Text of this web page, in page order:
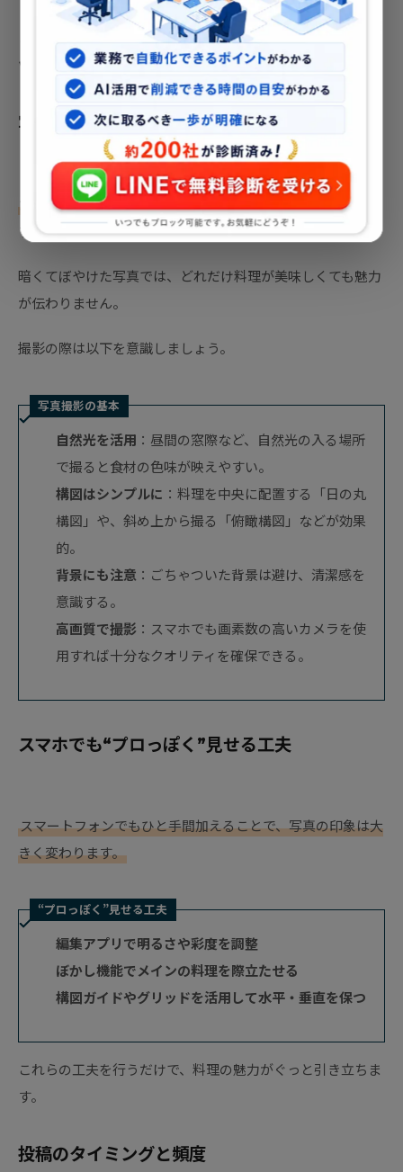
スマートフォンでも実践できる写真の撮り方のコ
ツ
投稿タイミングの最適化について紹介します。
写真撮影の基本：明るさ・構図・解像度
飲食店の写真で最も重要なのは「明るさ」と「自然さ」
す。
暗くてぼやけた写真では、どれだけ料理が美味しくても魅力
が伝わりません。
撮影の際は以下を意識しましょう。
写真撮影の基本
自然光を活用 ：昼間の窓際など、自然光の入る場所
で撮ると食材の色味が映えやすい。
構図はシンプルに ：料理を中央に配置する「日の丸
構図」や、斜め上から撮る「俯瞰構図」などが効果
的。
背景にも注意 ：ごちゃついた背景は避け、清潔感を
意識する。
高画質で撮影 ：スマホでも画素数の高いカメラを使
用すれば十分なクオリティを確保できる。
スマホでも“プロっぽく”見せる工夫
スマートフォンでもひと手間加えることで、写真の印象は大
きく変わります。
“プロっぽく”見せる工夫
編集アプリで明るさや彩度を調整
ぼかし機能でメインの料理を際立たせる
構図ガイドやグリッドを活用して水平・垂直を保つ
これらの工夫を行うだけで、料理の魅力がぐっと引き立ちま
す。
投稿のタイミングと頻度